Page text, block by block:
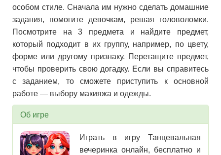
особом стиле. Сначала им нужно сделать домашние
задания, помогите девочкам, решая головоломки.
Посмотрите на 3 предмета и найдите предмет,
который подходит в их группу, например, по цвету,
форме или другому признаку. Перетащите предмет,
чтобы проверить свою догадку. Если вы справитесь
с заданием, то сможете приступить к основной
работе — выбору макияжа и одежды.
Об игре
Играть в игру Танцевальная
вечеринка онлайн, бесплатно и